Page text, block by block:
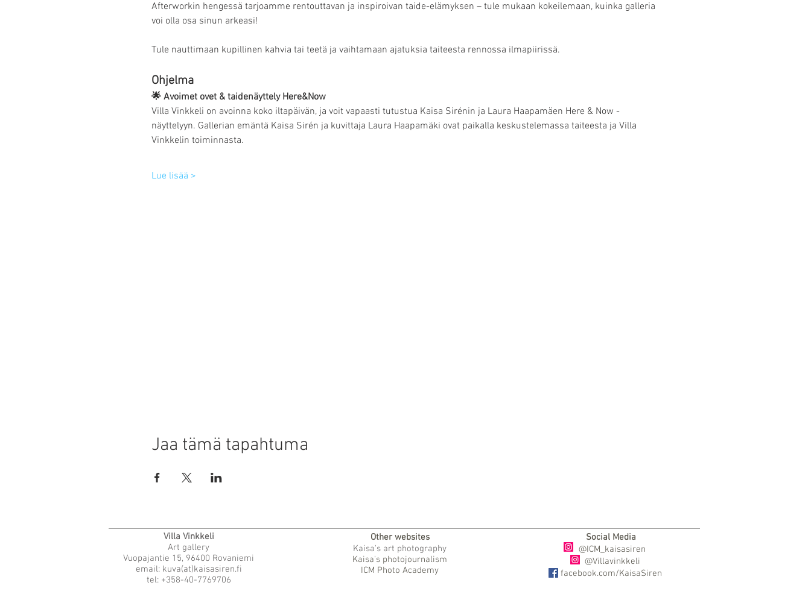
Afterworkin hengessä tarjoamme rentouttavan ja inspiroivan taide-elämyksen – tule mukaan kokeilemaan, kuinka galleria
voi olla osa sinun arkeasi!
Tule nauttimaan kupillinen kahvia tai teetä ja vaihtamaan ajatuksia taiteesta rennossa ilmapiirissä.
Ohjelma
🌟 Avoimet ovet & taidenäyttely Here&Now
Villa Vinkkeli on avoinna koko iltapäivän, ja voit vapaasti tutustua Kaisa Sirénin ja Laura Haapamäen Here & Now -
näyttelyyn. Gallerian emäntä Kaisa Sirén ja kuvittaja Laura Haapamäki ovat paikalla keskustelemassa taiteesta ja Villa
Vinkkelin toiminnasta.
Lue lisää >
Jaa tämä tapahtuma
Villa Vinkkeli
Art gallery
Vuopajantie 15, 96400 Rovaniemi
email: kuva(at)kaisasiren.fi
tel: +358-40-7769706
Other websites
Kaisa's art photography
Kaisa's photojournalism
ICM Photo Academy
Social Media
@ICM_kaisasiren
@Villavinkkeli
facebook.com/KaisaSiren